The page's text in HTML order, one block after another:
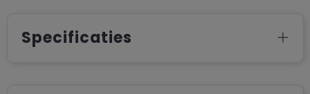
Specificaties